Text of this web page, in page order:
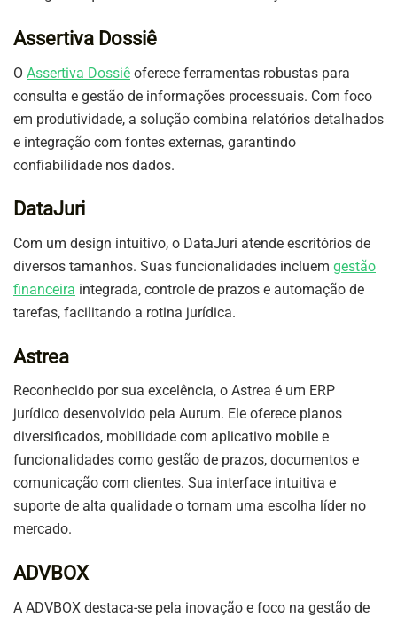
Assertiva Dossiê
O Assertiva Dossiê oferece ferramentas robustas para
consulta e gestão de informações processuais. Com foco
em produtividade, a solução combina relatórios detalhados
e integração com fontes externas, garantindo
confiabilidade nos dados.
DataJuri
Com um design intuitivo, o DataJuri atende escritórios de
diversos tamanhos. Suas funcionalidades incluem gestão
financeira integrada, controle de prazos e automação de
tarefas, facilitando a rotina jurídica.
Astrea
Reconhecido por sua excelência, o Astrea é um ERP
jurídico desenvolvido pela Aurum. Ele oferece planos
diversificados, mobilidade com aplicativo mobile e
funcionalidades como gestão de prazos, documentos e
comunicação com clientes. Sua interface intuitiva e
suporte de alta qualidade o tornam uma escolha líder no
mercado.
ADVBOX
A ADVBOX destaca-se pela inovação e foco na gestão de